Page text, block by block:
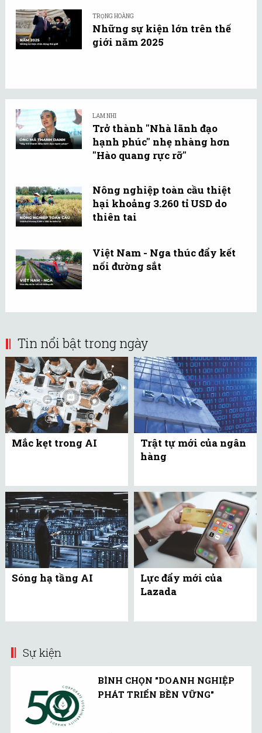
TRỌNG HOÀNG
Những sự kiện lớn trên thế
giới năm 2025
LAM NHI
Trở thành "Nhà lãnh đạo
hạnh phúc" nhẹ nhàng hơn
"Hào quang rực rỡ"
Nông nghiệp toàn cầu thiệt
hại khoảng 3.260 tỉ USD do
thiên tai
Việt Nam - Nga thúc đẩy kết
nối đường sắt
Tin nổi bật trong ngày
Mắc kẹt trong AI
Trật tự mới của ngân
hàng
Sóng hạ tầng AI
Lực đẩy mới của
Lazada
Sự kiện
BÌNH CHỌN "DOANH NGHIỆP
PHÁT TRIỂN BỀN VỮNG"